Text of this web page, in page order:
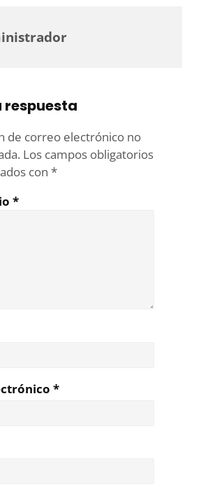
respuesta
de correo electrónico no
Los campos obligatorios
con *
*
*